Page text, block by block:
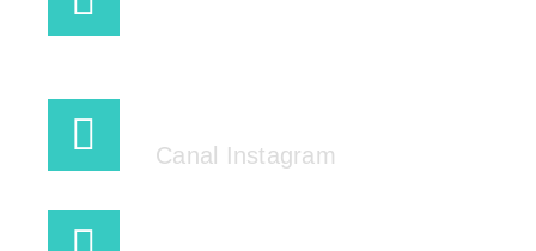
Canal Instagram